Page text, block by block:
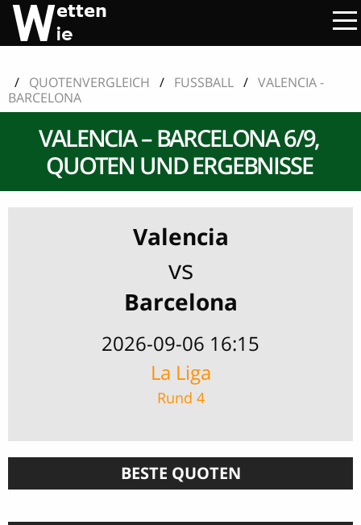
/ QUOTENVERGLEICH / FUSSBALL / VALENCIA -
BARCELONA
VALENCIA – BARCELONA 6/9,
QUOTEN UND ERGEBNISSE
Valencia
vs
Barcelona
2026-09-06 16:15
La Liga
Rund 4
BESTE QUOTEN